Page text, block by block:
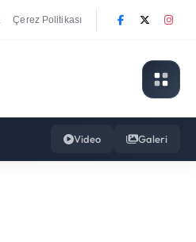
Çerez Politikası
Video Galeri